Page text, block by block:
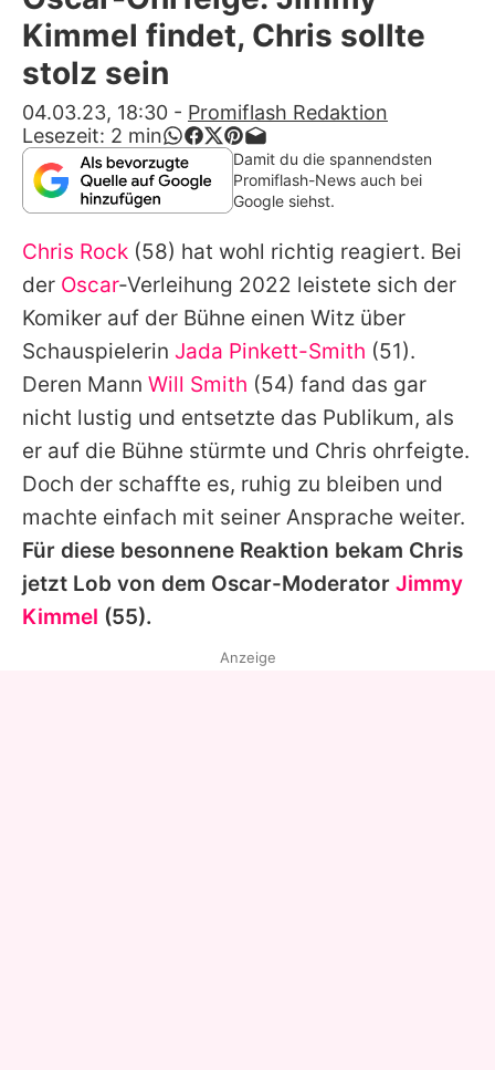
Alle Themen auf Promiflash
App runterladen
Team
Redaktionelle Richtlinien
Impressum
Datenschutzerklärung
Nutzungsbedingungen
Utiq verwalten
Kimmel findet, Chris sollte
stolz sein
04.03.23, 18:30 - Promiflash Redaktion
Lesezeit: 2 min
Damit du die spannendsten
Promiflash-News auch bei
Google siehst.
Chris Rock (58) hat wohl richtig reagiert. Bei
der Oscar-Verleihung 2022 leistete sich der
Komiker auf der Bühne einen Witz über
Schauspielerin Jada Pinkett-Smith (51).
Deren Mann Will Smith (54) fand das gar
nicht lustig und entsetzte das Publikum, als
er auf die Bühne stürmte und Chris ohrfeigte.
Doch der schaffte es, ruhig zu bleiben und
machte einfach mit seiner Ansprache weiter.
Für diese besonnene Reaktion bekam Chris
jetzt Lob von dem Oscar-Moderator Jimmy
Kimmel (55).
Anzeige